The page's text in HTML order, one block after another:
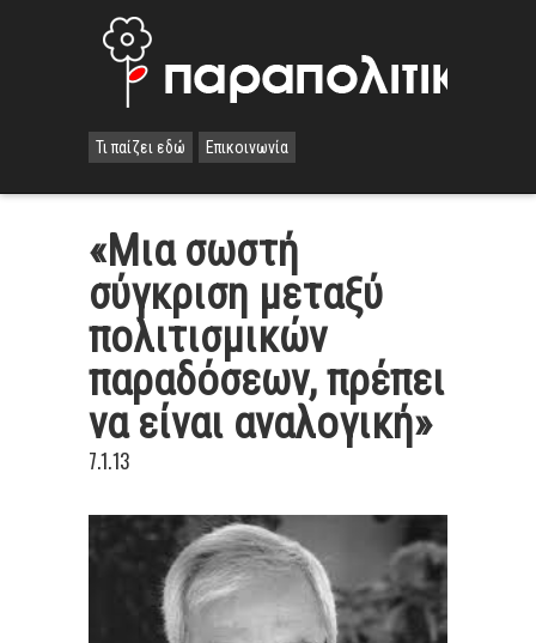
Τι παίζει εδώ Επικοινωνία
«Μια σωστή
σύγκριση μεταξύ
πολιτισμικών
παραδόσεων, πρέπει
να είναι αναλογική»
7.1.13